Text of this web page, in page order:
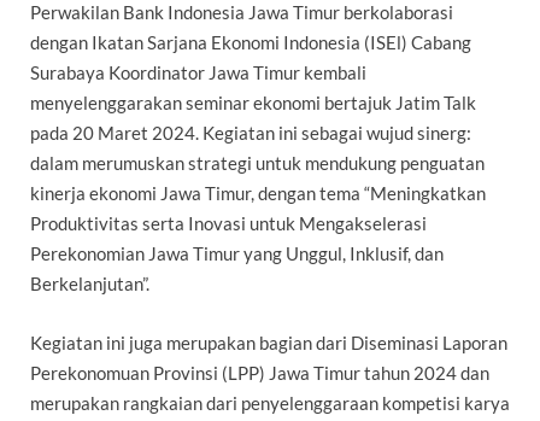
Perwakilan Bank Indonesia Jawa Timur berkolaborasi
dengan Ikatan Sarjana Ekonomi Indonesia (ISEl) Cabang
Surabaya Koordinator Jawa Timur kembali
menyelenggarakan seminar ekonomi bertajuk Jatim Talk
pada 20 Maret 2024. Kegiatan ini sebagai wujud sinerg:
dalam merumuskan strategi untuk mendukung penguatan
kinerja ekonomi Jawa Timur, dengan tema “Meningkatkan
Produktivitas serta Inovasi untuk Mengakselerasi
Perekonomian Jawa Timur yang Unggul, Inklusif, dan
Berkelanjutan”.
Kegiatan ini juga merupakan bagian dari Diseminasi Laporan
Perekonomuan Provinsi (LPP) Jawa Timur tahun 2024 dan
merupakan rangkaian dari penyelenggaraan kompetisi karya